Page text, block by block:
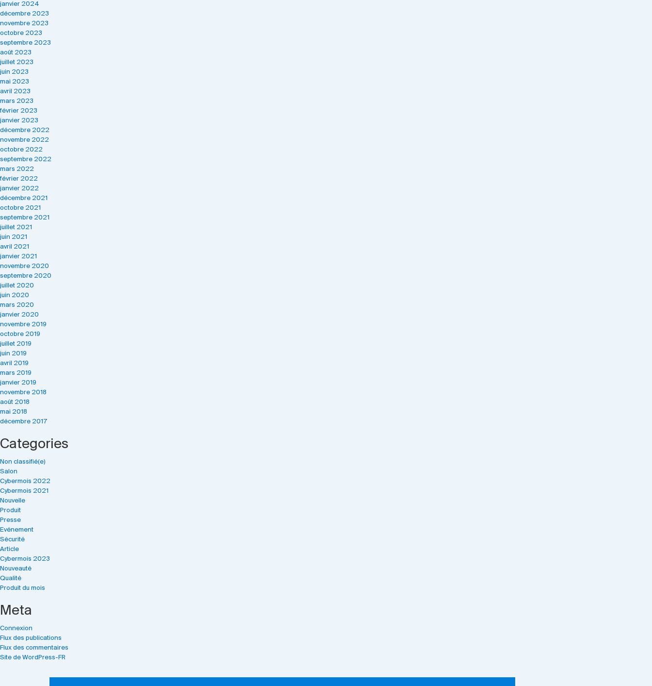
janvier 2024
décembre 2023
novembre 2023
octobre 2023
septembre 2023
août 2023
juillet 2023
juin 2023
mai 2023
avril 2023
mars 2023
février 2023
janvier 2023
décembre 2022
novembre 2022
octobre 2022
septembre 2022
mars 2022
février 2022
janvier 2022
décembre 2021
octobre 2021
septembre 2021
juillet 2021
juin 2021
avril 2021
janvier 2021
novembre 2020
septembre 2020
juillet 2020
juin 2020
mars 2020
janvier 2020
novembre 2019
octobre 2019
juillet 2019
juin 2019
avril 2019
mars 2019
janvier 2019
novembre 2018
août 2018
mai 2018
décembre 2017
Categories
Non classifié(e)
Salon
Cybermois 2022
Cybermois 2021
Nouvelle
Produit
Presse
Evénement
Sécurité
Article
Cybermois 2023
Nouveauté
Qualité
Produit du mois
Meta
Connexion
Flux des publications
Flux des commentaires
Site de WordPress-FR